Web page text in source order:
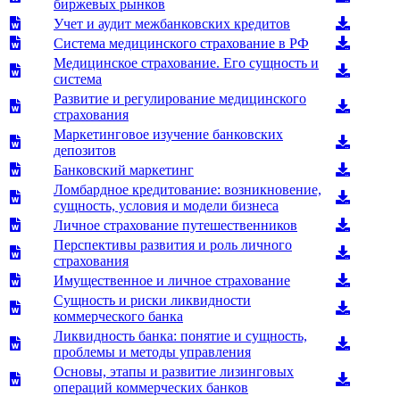
биржевых рынков
Учет и аудит межбанковских кредитов
Система медицинского страхование в РФ
Медицинское страхование. Его сущность и
система
Развитие и регулирование медицинского
страхования
Маркетинговое изучение банковских
депозитов
Банковский маркетинг
Ломбардное кредитование: возникновение,
сущность, условия и модели бизнеса
Личное страхование путешественников
Перспективы развития и роль личного
страхования
Имущественное и личное страхование
Сущность и риски ликвидности
коммерческого банка
Ликвидность банка: понятие и сущность,
проблемы и методы управления
Основы, этапы и развитие лизинговых
операций коммерческих банков